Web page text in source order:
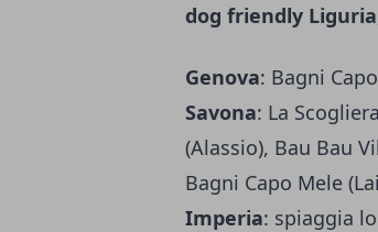
dog friendly Liguria
Genova: Bagni
Savona: La
(Alassio), Bau Bau
Bagni Capo Mele
Imperia: spiaggia